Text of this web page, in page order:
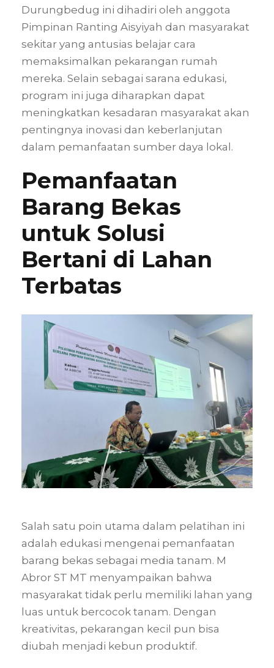
Durungbedug ini dihadiri oleh anggota
Pimpinan Ranting Aisyiyah dan masyarakat
sekitar yang antusias belajar cara
memaksimalkan pekarangan rumah
mereka. Selain sebagai sarana edukasi,
program ini juga diharapkan dapat
meningkatkan kesadaran masyarakat akan
pentingnya inovasi dan keberlanjutan
dalam pemanfaatan sumber daya lokal.
Pemanfaatan
Barang Bekas
untuk Solusi
Bertani di Lahan
Terbatas
Salah satu poin utama dalam pelatihan ini
adalah edukasi mengenai pemanfaatan
barang bekas sebagai media tanam. M
Abror ST MT menyampaikan bahwa
masyarakat tidak perlu memiliki lahan yang
luas untuk bercocok tanam. Dengan
kreativitas, pekarangan kecil pun bisa
diubah menjadi kebun produktif.